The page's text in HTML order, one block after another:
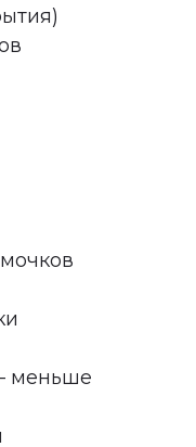
меньше